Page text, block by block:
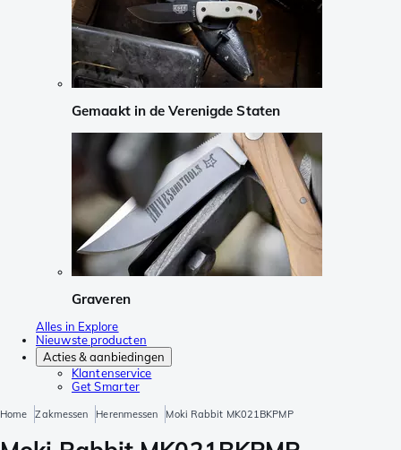
Gemaakt in de Verenigde Staten
Graveren
Alles in Explore
Nieuwste producten
Acties & aanbiedingen
Klantenservice
Get Smarter
Home Zakmessen Herenmessen Moki Rabbit MK021BKPMP